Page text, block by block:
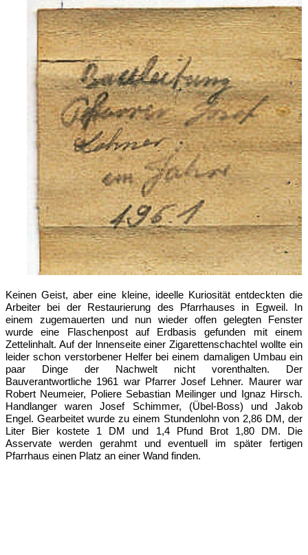
Keinen Geist, aber eine kleine, ideelle Kuriosität entdeckten die
Arbeiter bei der Restaurierung des Pfarrhauses in Egweil. In
einem zugemauerten und nun wieder offen gelegten Fenster
wurde eine Flaschenpost auf Erdbasis gefunden mit einem
Zettelinhalt. Auf der lnnenseite einer Zigarettenschachtel wollte ein
leider schon verstorbener Helfer bei einem damaligen Umbau ein
paar Dinge der Nachwelt nicht vorenthalten. Der
Bauverantwortliche 1961 war Pfarrer Josef Lehner. Maurer war
Robert Neumeier, Poliere Sebastian Meilinger und Ignaz Hirsch.
Handlanger waren Josef Schimmer, (Übel-Boss) und Jakob
Engel. Gearbeitet wurde zu einem Stundenlohn von 2,86 DM, der
Liter Bier kostete 1 DM und 1,4 Pfund Brot 1,80 DM. Die
Asservate werden gerahmt und eventuell im später fertigen
Pfarrhaus einen Platz an einer Wand finden.